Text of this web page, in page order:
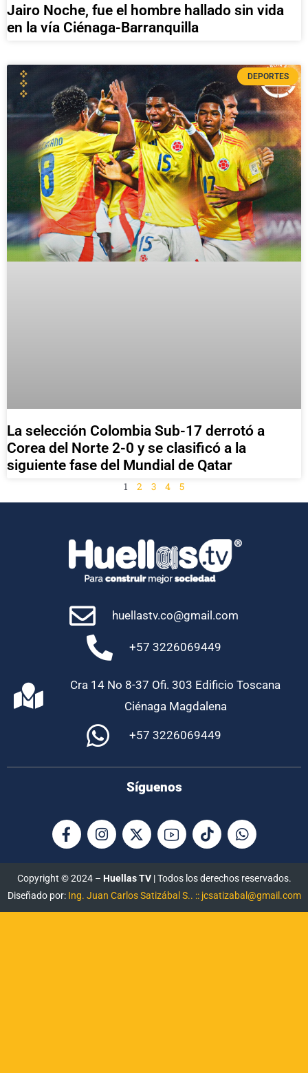
Jairo Noche, fue el hombre hallado sin vida
en la vía Ciénaga-Barranquilla
DEPORTES
La selección Colombia Sub-17 derrotó a
Corea del Norte 2-0 y se clasificó a la
siguiente fase del Mundial de Qatar
1 2 3 4 5
huellastv.co@gmail.com
+57 3226069449
Cra 14 No 8-37 Ofi. 303 Edificio Toscana
Ciénaga Magdalena
+57 3226069449
Síguenos
Copyright © 2024 – Huellas TV| Todos los derechos reservados.
Diseñado por: Ing. Juan Carlos Satizábal S.. :: jcsatizabal@gmail.com